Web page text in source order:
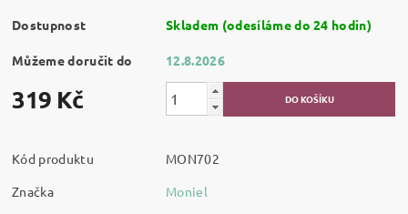
Dostupnost Skladem (odesíláme do 24 hodin)
Můžeme doručit do 12.8.2026
319 Kč
Kód produktu
MON702
Značka
Moniel